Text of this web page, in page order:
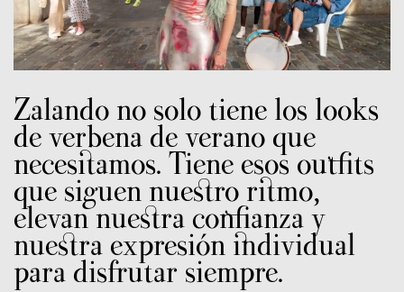
Zalando no solo tiene los looks
de verbena de verano que
necesitamos. Tiene esos outfits
que siguen nuestro ritmo,
elevan nuestra confianza y
nuestra expresión individual
para disfrutar siempre.